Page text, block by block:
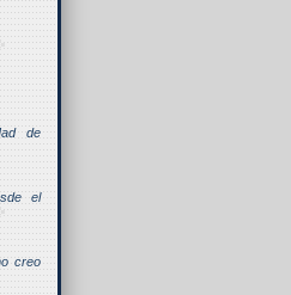
de
el
creo